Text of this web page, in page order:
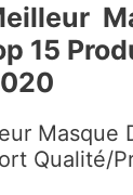
15
Masque
Qualité/